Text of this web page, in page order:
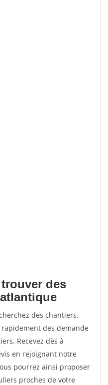
des
des chantiers,
des demande
Recevez dès à
en rejoignant notre
pourrez ainsi proposer
proches de votre